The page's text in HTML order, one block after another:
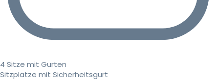
4 Sitze mit Gurten
Sitzplätze mit Sicherheitsgurt